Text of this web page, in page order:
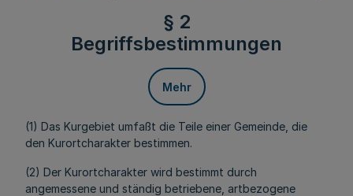
§ 2
Begriffsbestimmungen
Mehr
(1) Das Kurgebiet umfaßt die Teile einer Gemeinde, die
den Kurortcharakter bestimmen.
(2) Der Kurortcharakter wird bestimmt durch
angemessene und ständig betriebene, artbezogene